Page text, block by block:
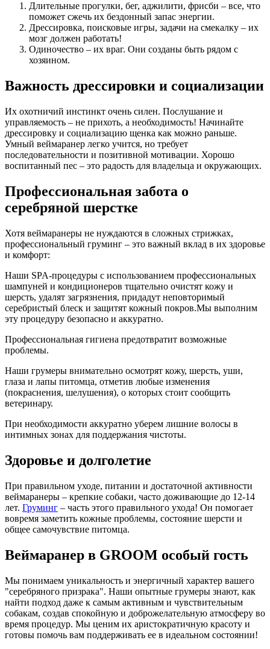
Длительные прогулки, бег, аджилити, фрисби – все, что
поможет сжечь их бездонный запас энергии.
Дрессировка, поисковые игры, задачи на смекалку – их
мозг должен работать!
Одиночество – их враг. Они созданы быть рядом с
хозяином.
Важность дрессировки и социализации
Их охотничий инстинкт очень силен. Послушание и
управляемость – не прихоть, а необходимость! Начинайте
дрессировку и социализацию щенка как можно раньше.
Умный веймаранер легко учится, но требует
последовательности и позитивной мотивации. Хорошо
воспитанный пес – это радость для владельца и окружающих.
Профессиональная забота о
серебряной шерстке
Хотя веймаранеры не нуждаются в сложных стрижках,
профессиональный груминг – это важный вклад в их здоровье
и комфорт:
Наши SPA-процедуры с использованием профессиональных
шампуней и кондиционеров тщательно очистят кожу и
шерсть, удалят загрязнения, придадут неповторимый
серебристый блеск и защитят кожный покров.Мы выполним
эту процедуру безопасно и аккуратно.
Профессиональная гигиена предотвратит возможные
проблемы.
Наши грумеры внимательно осмотрят кожу, шерсть, уши,
глаза и лапы питомца, отметив любые изменения
(покраснения, шелушения), о которых стоит сообщить
ветеринару.
При необходимости аккуратно уберем лишние волосы в
интимных зонах для поддержания чистоты.
Здоровье и долголетие
При правильном уходе, питании и достаточной активности
веймаранеры – крепкие собаки, часто доживающие до 12-14
лет. Груминг – часть этого правильного ухода! Он помогает
вовремя заметить кожные проблемы, состояние шерсти и
общее самочувствие питомца.
Веймаранер в GROOM особый гость
Мы понимаем уникальность и энергичный характер вашего
"серебряного призрака". Наши опытные грумеры знают, как
найти подход даже к самым активным и чувствительным
собакам, создав спокойную и доброжелательную атмосферу во
время процедур. Мы ценим их аристократичную красоту и
готовы помочь вам поддерживать ее в идеальном состоянии!